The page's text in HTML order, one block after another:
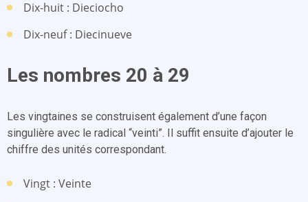
Dix-huit : Dieciocho
Dix-neuf : Diecinueve
Les nombres 20 à 29
Les vingtaines se construisent également d’une façon
singulière avec le radical “veinti”. Il suffit ensuite d’ajouter le
chiffre des unités correspondant.
Vingt : Veinte